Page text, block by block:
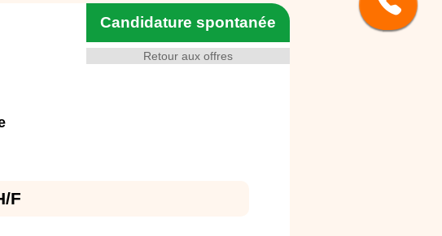
Retour aux offres
Candidature spontanée
F